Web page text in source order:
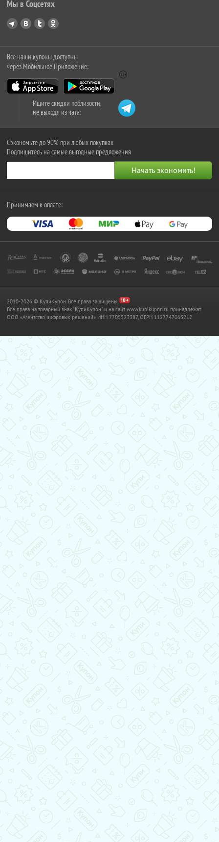
Мы в Соцсетях
Все наши купоны доступны
через Мобильное Приложение:
Ищите скидки поблизости,
не выходя из чата:
Сэкономьте до 90% при любых покупках
Подпишитесь на самые выгодные предложения
Принимаем к оплате:
2010-2026 © КупиКупон. Все права защищены.
Все права на товарный знак "КупиКупон" и на сайт www.kupikupon.ru принадлежат
OOO «Агентство цифровых решений» ИНН 7705523387, ОГРН 1127747063212